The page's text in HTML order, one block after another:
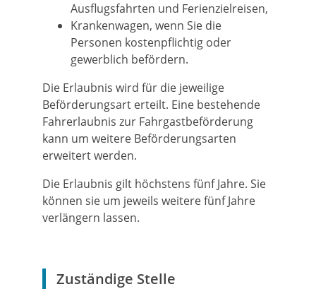
Ausflugsfahrten und Ferienzielreisen,
Krankenwagen, wenn Sie die
Personen kostenpflichtig oder
gewerblich befördern.
Die Erlaubnis wird für die jeweilige
Beförderungsart erteilt. Eine bestehende
Fahrerlaubnis zur Fahrgastbeförderung
kann um weitere Beförderungsarten
erweitert werden.
Die Erlaubnis gilt höchstens fünf Jahre. Sie
können sie um jeweils weitere fünf Jahre
verlängern lassen.
Zuständige Stelle